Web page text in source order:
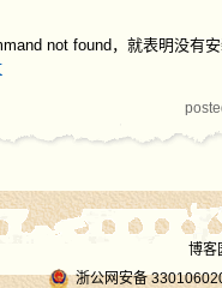
not found，就表明没有
博客
浙公网安备